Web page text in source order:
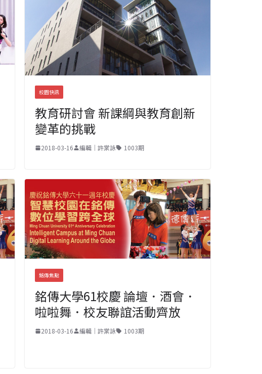
校園快訊
教育研討會 新課綱與教育創新
變革的挑戰
2018-03-16 編輯｜許棠詠 1003期
銘傳焦點
銘傳大學61校慶 論壇．酒會．
啦啦舞．校友聯誼活動齊放
2018-03-16 編輯｜許棠詠 1003期